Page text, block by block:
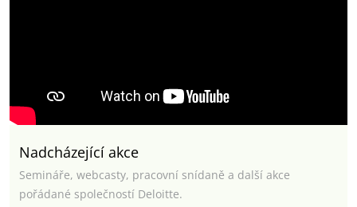
Nadcházející akce
Semináře, webcasty, pracovní snídaně a další akce
pořádané společností Deloitte.